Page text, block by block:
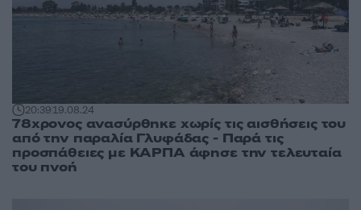
20:3919.08.24
78χρονος ανασύρθηκε χωρίς τις αισθήσεις του
από την παραλία Γλυφάδας - Παρά τις
προσπάθειες με ΚΑΡΠΑ άφησε την τελευταία
του πνοή